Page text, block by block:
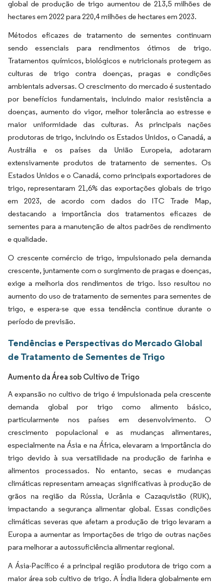
global de produção de trigo aumentou de 213,5 milhões de
hectares em 2022 para 220,4 milhões de hectares em 2023.
Métodos eficazes de tratamento de sementes continuam
sendo essenciais para rendimentos ótimos de trigo.
Tratamentos químicos, biológicos e nutricionais protegem as
culturas de trigo contra doenças, pragas e condições
ambientais adversas. O crescimento do mercado é sustentado
por benefícios fundamentais, incluindo maior resistência a
doenças, aumento do vigor, melhor tolerância ao estresse e
maior uniformidade das culturas. As principais nações
produtoras de trigo, incluindo os Estados Unidos, o Canadá, a
Austrália e os países da União Europeia, adotaram
extensivamente produtos de tratamento de sementes. Os
Estados Unidos e o Canadá, como principais exportadores de
trigo, representaram 21,6% das exportações globais de trigo
em 2023, de acordo com dados do ITC Trade Map,
destacando a importância dos tratamentos eficazes de
sementes para a manutenção de altos padrões de rendimento
e qualidade.
O crescente comércio de trigo, impulsionado pela demanda
crescente, juntamente com o surgimento de pragas e doenças,
exige a melhoria dos rendimentos de trigo. Isso resultou no
aumento do uso de tratamento de sementes para sementes de
trigo, e espera-se que essa tendência continue durante o
período de previsão.
Tendências e Perspectivas do Mercado Global
de Tratamento de Sementes de Trigo
Aumento da Área sob Cultivo de Trigo
A expansão no cultivo de trigo é impulsionada pela crescente
demanda global por trigo como alimento básico,
particularmente nos países em desenvolvimento. O
crescimento populacional e as mudanças alimentares,
especialmente na Ásia e na África, elevaram a importância do
trigo devido à sua versatilidade na produção de farinha e
alimentos processados. No entanto, secas e mudanças
climáticas representam ameaças significativas à produção de
grãos na região da Rússia, Ucrânia e Cazaquistão (RUK),
impactando a segurança alimentar global. Essas condições
climáticas severas que afetam a produção de trigo levaram a
Europa a aumentar as importações de trigo de outras nações
para melhorar a autossuficiência alimentar regional.
A Ásia-Pacífico é a principal região produtora de trigo com a
maior área sob cultivo de trigo. A Índia lidera globalmente em